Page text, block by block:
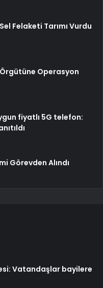
Felaketi Tarımı Vurdu
Operasyon
fiyatlı 5G telefon:
Görevden Alındı
Vatandaşlar bayilere